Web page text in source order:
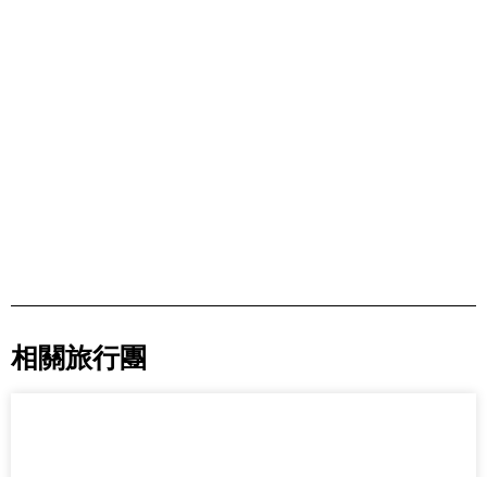
相關旅行團